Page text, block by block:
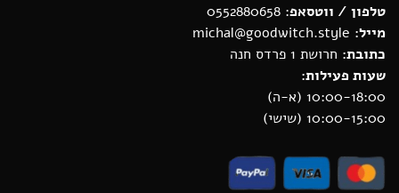
טלפון / ווטסאפ: 0552880658
מייל:
כתובת: חרושת 1 פרדס חנה
שעות פעילות:
10:00-18:00 (א-ה)
10:00-15:00 (שישי)